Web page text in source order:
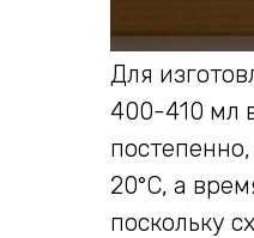
Для
400-410 мл
20°C, а
поскольку